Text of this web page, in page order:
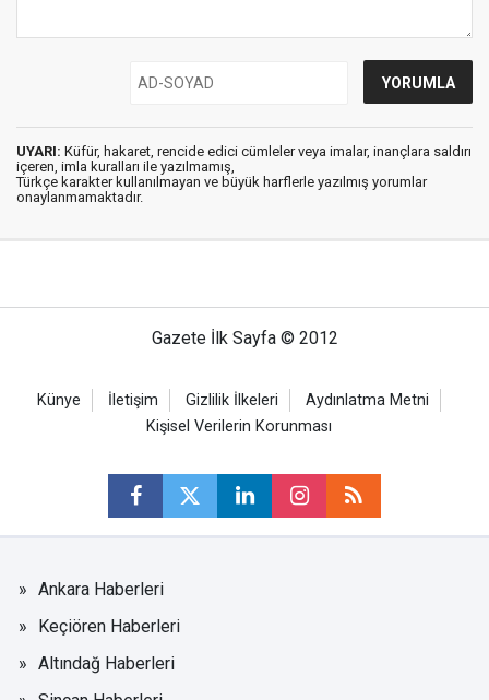
UYARI: Küfür, hakaret, rencide edici cümleler veya imalar, inançlara saldırı
içeren, imla kuralları ile yazılmamış,
Türkçe karakter kullanılmayan ve büyük harflerle yazılmış yorumlar
onaylanmamaktadır.
Gazete İlk Sayfa © 2012
Künye İletişim Gizlilik İlkeleri
Aydınlatma Metni
Kişisel Verilerin Korunması
Ankara Haberleri
Keçiören Haberleri
Altındağ Haberleri